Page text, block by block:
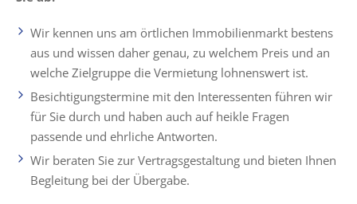
Wir kennen uns am örtlichen Immobilienmarkt bestens
aus und wissen daher genau, zu welchem Preis und an
welche Zielgruppe die Vermietung lohnenswert ist.
Besichtigungstermine mit den Interessenten führen wir
für Sie durch und haben auch auf heikle Fragen
passende und ehrliche Antworten.
Wir beraten Sie zur Vertragsgestaltung und bieten Ihnen
Begleitung bei der Übergabe.